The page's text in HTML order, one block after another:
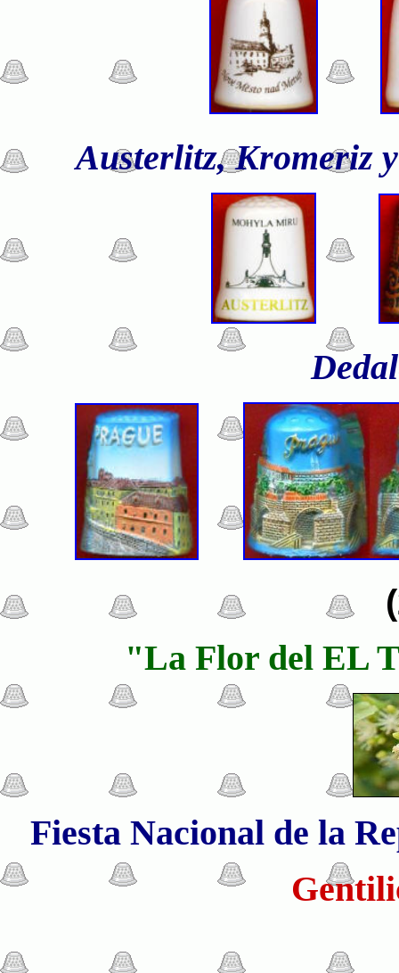
Austerlitz, Kromeriz
"La Flor del EL
Fiesta Nacional de la